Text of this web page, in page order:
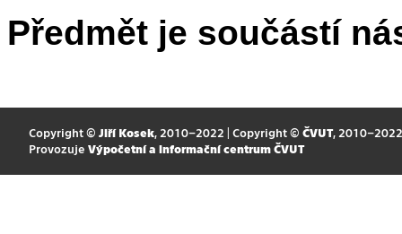
Předmět je součástí
Copyright © Jiří Kosek, 2010–2022 | Copyright © ČVUT, 2010–2022
Provozuje Výpočetní a informační centrum ČVUT